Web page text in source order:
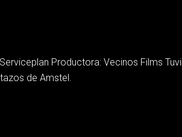
Productora: Vecinos Films
de Amstel.